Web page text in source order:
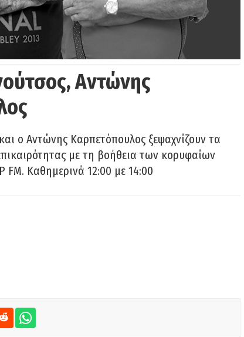
Αντώνης
ο Αντώνης Καρπετόπουλος ξεψαχνίζουν τα
με τη βοήθεια των κορυφαίων
Καθημερινά 12:00 με 14:00